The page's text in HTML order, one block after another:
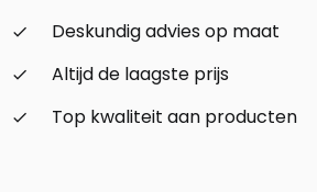
check_small
Deskundig advies op maat
check_small
Altijd de laagste prijs
check_small
Top kwaliteit aan producten